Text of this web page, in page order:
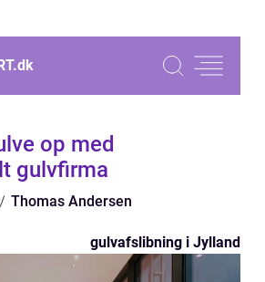
dk
op med
gulvfirma
Thomas Andersen
gulvafslibning i Jylland